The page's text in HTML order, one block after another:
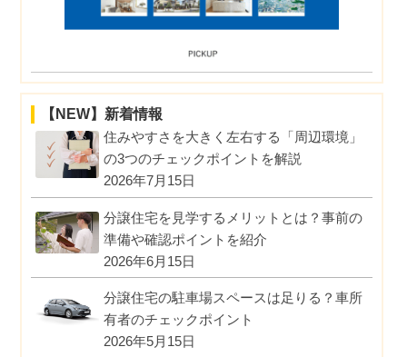
【NEW】新着情報
住みやすさを大きく左右する「周辺環境」
の3つのチェックポイントを解説
2026年7月15日
分譲住宅を見学するメリットとは？事前の
準備や確認ポイントを紹介
2026年6月15日
分譲住宅の駐車場スペースは足りる？車所
有者のチェックポイント
2026年5月15日